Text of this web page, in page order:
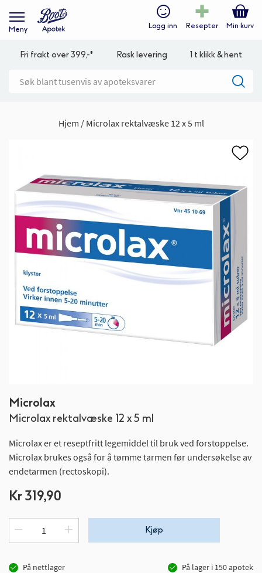
Meny Logg inn Resepter Min kurv
Fri frakt over 399,-* Rask levering 1 t klikk & hent
Hjem Microlax rektalvæske 12 x 5 ml
Microlax
Microlax rektalvæske 12 x 5 ml
Microlax er et reseptfritt legemiddel til bruk ved forstoppelse.
Microlax brukes også for å tømme tarmen før undersøkelse av
endetarmen (rectoskopi).
Kr 319,90
Kjøp
På nettlager På lager i 150apotek
av
bildegalleri
til
begynnelsen
bildegalleri